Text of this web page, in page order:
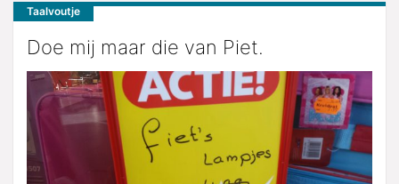
Taalvoutje
Doe mij maar die van Piet.